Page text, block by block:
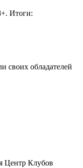
Итоги:
обладателей
Центр Клубов